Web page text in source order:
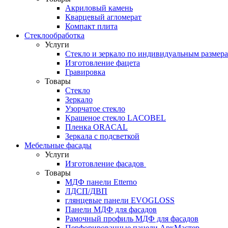
Акриловый камень
Кварцевый агломерат
Компакт плита
Стеклообработка
Услуги
Стекло и зеркало по индивидуальным
Изготовление фацета
Гравировка
Товары
Стекло
Зеркало
Узорчатое стекло
Крашеное стекло LACOBEL
Пленка ORACAL
Зеркала с подсветкой
Мебельные фасады
Услуги
Изготовление фасадов
Товары
МДФ панели Etterno
ЛДСП/ДВП
глянцевые панели EVOGLOSS
Панели МДФ для фасадов
Рамочный профиль МДФ для фасадов